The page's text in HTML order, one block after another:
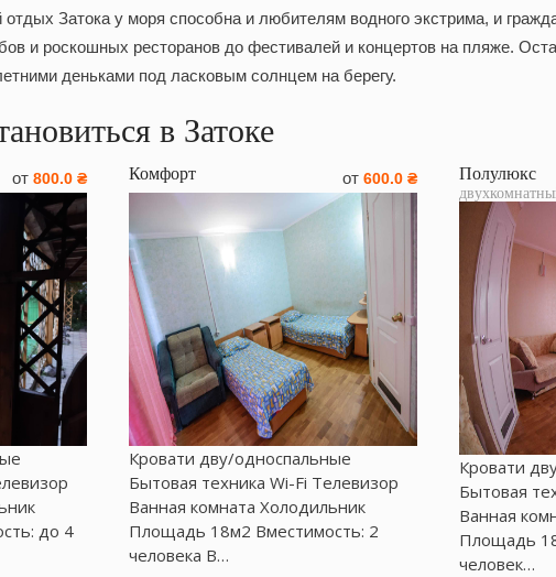
Затока у моря способна и любителям водного экстрима, и
и роскошных ресторанов до фестивалей и концертов на пляже.
деньками под ласковым солнцем на берегу.
в Затоке
от 800.0 ₴
до 4
Комфорт от 600.0 ₴
Кровати дву/односпальные
Бытовая техника Wі-Fі Телевизор
Ванная комната Холодильник
Площадь 18м2 Вместимость: 2
человека В…
Полулюкс
Кровати
Бытовая
Ванная
Площадь
человек…